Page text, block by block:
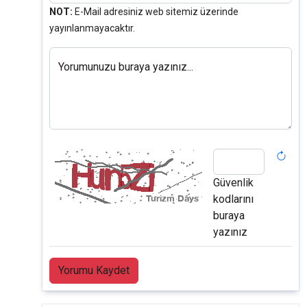
NOT: E-Mail adresiniz web sitemiz üzerinde
yayınlanmayacaktır.
Yorumunuzu buraya yazınız...
Güvenlik
kodlarını
buraya
yazınız
Yorumu Kaydet